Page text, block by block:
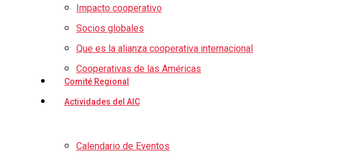
Impacto cooperativo
Socios globales
Que es la alianza cooperativa internacional
Cooperativas de las Américas
Comité Regional
Actividades del AIC
Calendario de Eventos